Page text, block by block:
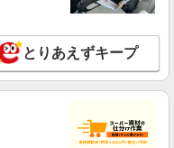
とりあえずキープ